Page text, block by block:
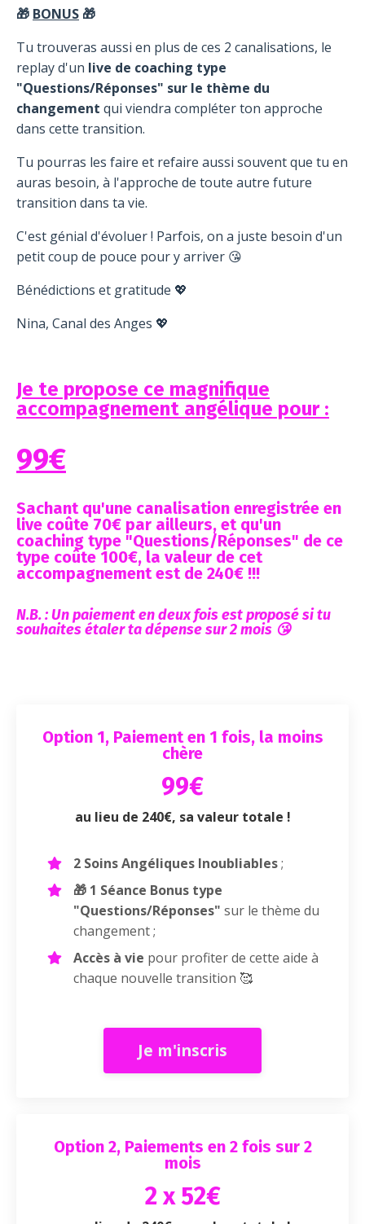
🎁 BONUS 🎁
Tu trouveras aussi en plus de ces 2 canalisations, le
replay d'un live de coaching type
"Questions/Réponses" sur le thème du
changement qui viendra compléter ton approche
dans cette transition.
Tu pourras les faire et refaire aussi souvent que tu en
auras besoin, à l'approche de toute autre future
transition dans ta vie.
C'est génial d'évoluer ! Parfois, on a juste besoin d'un
petit coup de pouce pour y arriver 😘
Bénédictions et gratitude 💖
Nina, Canal des Anges 💖
Je te propose ce magnifique
accompagnement angélique pour :
99€
Sachant qu'une canalisation enregistrée en
live coûte 70€ par ailleurs, et qu'un
coaching type "Questions/Réponses" de ce
type coûte 100€, la valeur de cet
accompagnement est de 240€ !!!
N.B. : Un paiement en deux fois est proposé si tu
souhaites étaler ta dépense sur 2 mois 😘
Option 1, Paiement en 1 fois, la moins
chère
99€
au lieu de 240€, sa valeur totale !
2 Soins Angéliques Inoubliables;
🎁 1 Séance Bonus type
"Questions/Réponses" sur le thème du
changement ;
Accès à vie pour profiter de cette aide à
chaque nouvelle transition 🥰
Je m'inscris
Option 2, Paiements en 2 fois sur 2
mois
2 x 52€